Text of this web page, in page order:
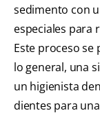
sedimento con
especiales para
Este proceso
lo general, una
un higienista
dientes para